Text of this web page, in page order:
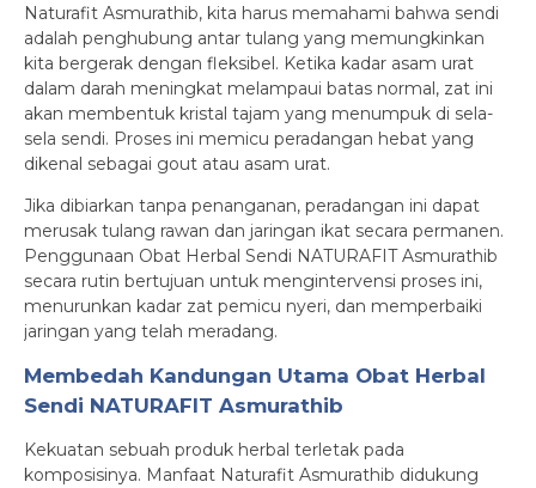
Naturafit Asmurathib, kita harus memahami bahwa sendi
adalah penghubung antar tulang yang memungkinkan
kita bergerak dengan fleksibel. Ketika kadar asam urat
dalam darah meningkat melampaui batas normal, zat ini
akan membentuk kristal tajam yang menumpuk di sela-
sela sendi. Proses ini memicu peradangan hebat yang
dikenal sebagai gout atau asam urat.
Jika dibiarkan tanpa penanganan, peradangan ini dapat
merusak tulang rawan dan jaringan ikat secara permanen.
Penggunaan Obat Herbal Sendi NATURAFIT Asmurathib
secara rutin bertujuan untuk mengintervensi proses ini,
menurunkan kadar zat pemicu nyeri, dan memperbaiki
jaringan yang telah meradang.
Membedah Kandungan Utama Obat Herbal
Sendi NATURAFIT Asmurathib
Kekuatan sebuah produk herbal terletak pada
komposisinya. Manfaat Naturafit Asmurathib didukung